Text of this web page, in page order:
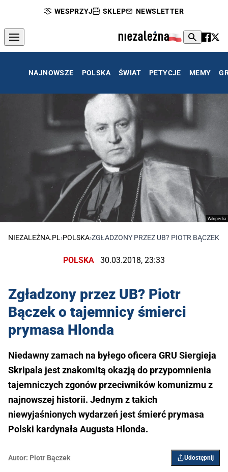
WESPRZYJ SKLEP NEWSLETTER
NAJNOWSZE POLSKA ŚWIAT PETYCJE MEMY
Wikipedia
NIEZALEŻNA.PL ›POLSKA›ZGŁADZONY PRZEZ UB? PIOTR BĄCZEK
POLSKA 30.03.2018, 23:33
Zgładzony przez UB? Piotr
Bączek o tajemnicy śmierci
prymasa Hlonda
Niedawny zamach na byłego oficera GRU Siergieja
Skripala jest znakomitą okazją do przypomnienia
tajemniczych zgonów przeciwników komunizmu z
najnowszej historii. Jednym z takich
niewyjaśnionych wydarzeń jest śmierć prymasa
Polski kardynała Augusta Hlonda.
Autor: Piotr Bączek Udostępnij